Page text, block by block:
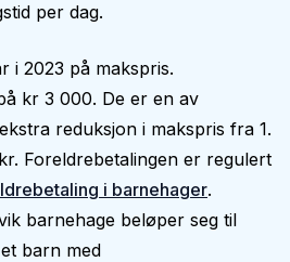
per dag.
i 2023 på makspris.
kr 3 000. De er en av
reduksjon i makspris fra 1.
Foreldrebetalingen er regulert
i barnehager.
barnehage beløper seg til
barn med